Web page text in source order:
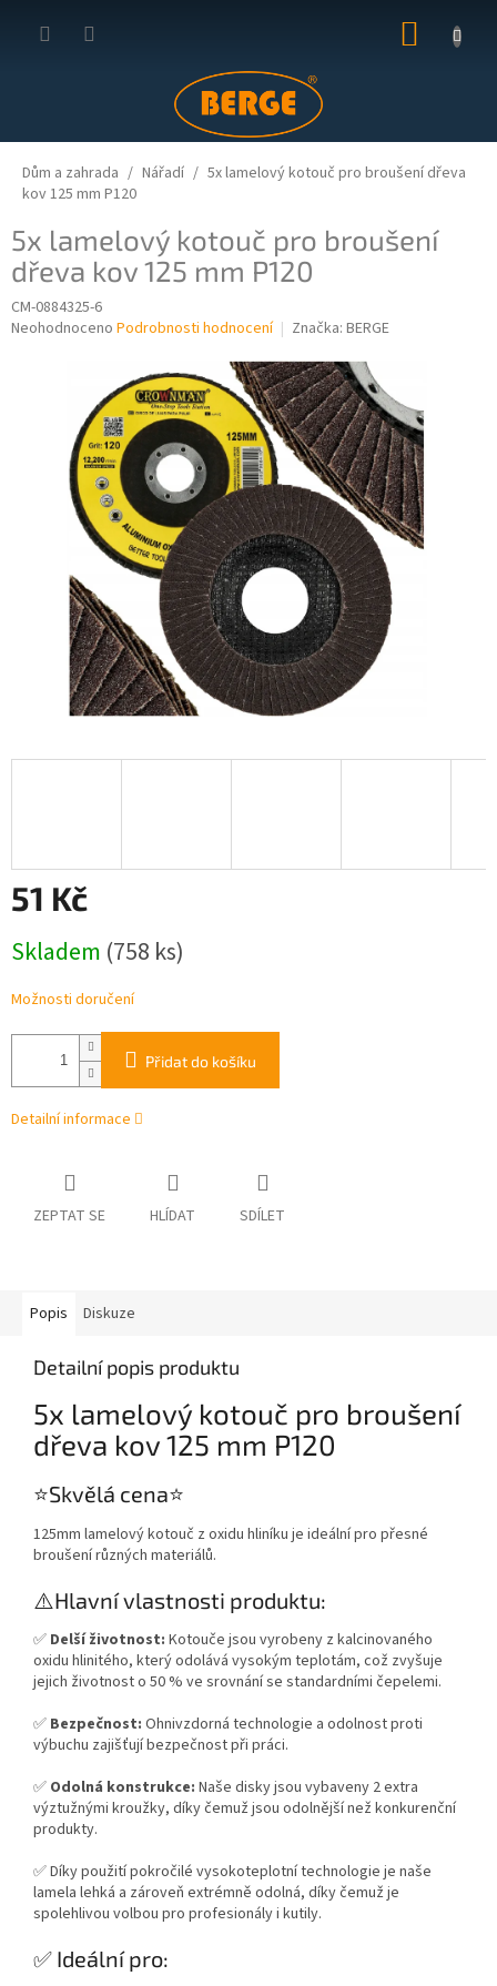
KOŠÍK
Dům a zahrada Nářadí
5x lamelový kotouč pro broušení dřeva
kov 125 mm P120
5x lamelový kotouč pro broušení
dřeva kov 125 mm P120
CM-0884325-6
Průměrné
hvězdiček.
Neohodnoceno Podrobnosti hodnocení Značka: BERGE
51 Kč
cena:
Skladem (758 ks)
Možnosti doručení
Přidat do košíku
Detailní informace
ZEPTAT SE HLÍDAT SDÍLET
Popis Diskuze
Detailní popis produktu
5x lamelový kotouč pro broušení
dřeva kov 125 mm P120
⭐️Skvělá cena⭐️
125mm lamelový kotouč z oxidu hliníku je ideální pro přesné
broušení různých materiálů.
⚠️Hlavní vlastnosti produktu:
✅ Delší životnost: Kotouče jsou vyrobeny z kalcinovaného
oxidu hlinitého, který odolává vysokým teplotám, což zvyšuje
jejich životnost o 50 % ve srovnání se standardními čepelemi.
✅ Bezpečnost: Ohnivzdorná technologie a odolnost proti
výbuchu zajišťují bezpečnost při práci.
✅ Odolná konstrukce: Naše disky jsou vybaveny 2 extra
výztužnými kroužky, díky čemuž jsou odolnější než konkurenční
produkty.
✅ Díky použití pokročilé vysokoteplotní technologie je naše
lamela lehká a zároveň extrémně odolná, díky čemuž je
spolehlivou volbou pro profesionály i kutily.
✅ Ideální pro: